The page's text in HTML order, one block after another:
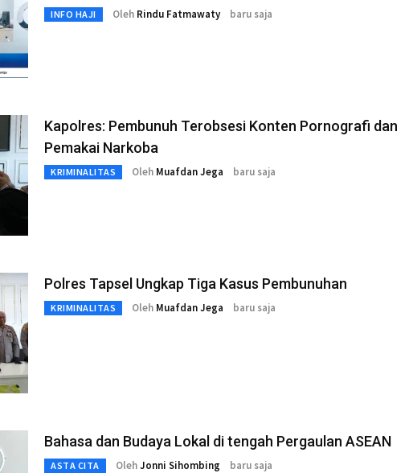
INFO HAJI Oleh Rindu Fatmawaty baru saja
Kapolres: Pembunuh Terobsesi Konten Pornografi dan
Pemakai Narkoba
KRIMINALITAS Oleh Muafdan Jega baru saja
Polres Tapsel Ungkap Tiga Kasus Pembunuhan
KRIMINALITAS Oleh Muafdan Jega baru saja
Bahasa dan Budaya Lokal di tengah Pergaulan ASEAN
ASTA CITA OlehJonni Sihombing baru saja